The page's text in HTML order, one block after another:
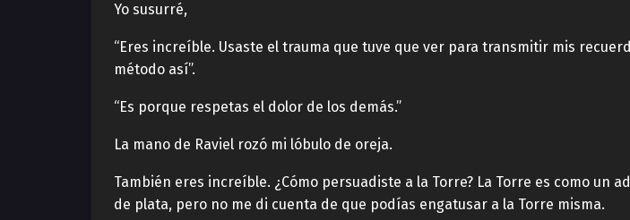
Yo susurré,
“Eres increíble. Usaste el trauma que tuve que ver para transmitir mis
método así”.
“Es porque respetas el dolor de los demás.”
La mano de Raviel rozó mi lóbulo de oreja.
También eres increíble. ¿Cómo persuadiste a la Torre? La Torre es como un
de plata, pero no me di cuenta de que podías engatusar a la Torre misma.